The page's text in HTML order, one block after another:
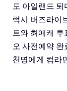
도 아일랜드
럭시 버즈라이
트와 최애캐
오 사전예약
천명에게 컵라